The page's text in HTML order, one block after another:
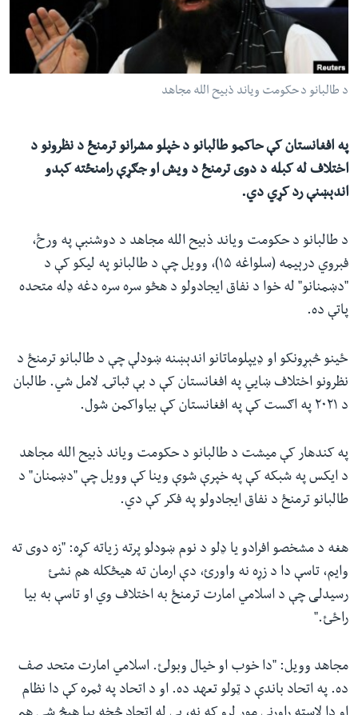
شئ
ځای
له مونږ سره په تماس کې پاتې شئ
د طالبانو د حکومت ویاند ذبیح الله مجاهد
په افغانستان کې حاکمو طالبانو د خپلو مشرانو ترمنځ د نظرونو د
اختلاف له کبله د دوی ترمنځ د ویش او جګړې رامنځته کېدو
اندېښنې رد کړي دي.
د طالبانو د حکومت ویاند ذبیح الله مجاهد د دوشنبې په ورځ،
فبروي درېیمه (سلواغه ۱۵)، وویل چې د طالبانو په لیکو کې د
"دښمنانو" له خوا د نفاق ایجادولو د هڅو سره سره دغه ډله متحده
پاتې ده.
ځینو څېړونکو او ډیپلوماتانو اندېښنه ښودلې چې د طالبانو ترمنځ د
نظرونو اختلاف ښايي په افغانستان کې د بې ثباتۍ لامل شي. طالبان
د ۲۰۲۱ په اګست کې په افغانستان کې بیاواکمن شول.
په کندهار کې میشت د طالبانو د حکومت ویاند ذبیح الله مجاهد
د ایکس په شبکه کې په خپرې شوې وینا کې وویل چې "دښمنان" د
طالبانو ترمنځ د نفاق ایجادولو په فکر کې دي.
هغه د مشخصو افرادو یا ډلو د نوم ښودلو پرته زیاته کړه: "زه دوی ته
وایم، تاسې دا د زړه نه واورئ، دې ارمان ته هیڅکله هم نشئ
رسیدلی چې د اسلامي امارت ترمنځ به اختلاف وي او تاسې به بیا
راځئ."
مجاهد وویل: "دا خوب او خیال وبولئ. اسلامي امارت متحد صف
ده. په اتحاد باندې د ټولو تعهد ده. او د اتحاد په ثمره کې دا نظام